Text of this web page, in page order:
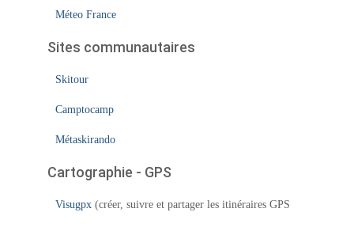
Méteo France
Sites communautaires
Skitour
Camptocamp
Métaskirando
Cartographie - GPS
Visugpx (créer, suivre et partager les itinéraires GPS